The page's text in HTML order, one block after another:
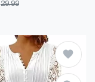
29.99